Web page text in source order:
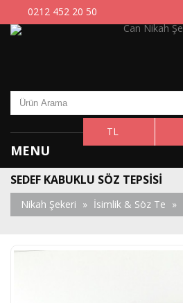
0212 452 20 50
TL
MENU
Nikah Şekeri » İsimlik & Söz Te »
SEDEF KABUKLU SÖZ TEPSISI